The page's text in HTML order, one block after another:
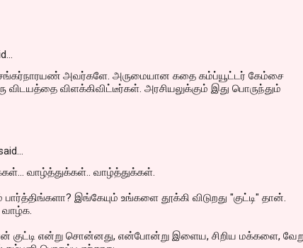
சங்கர்நாரயண் அவர்களே. அருமையான கதை கம்ப்யூட்டர் கேம்சை
விடயத்தை விளக்கிவிட்டீர்கள். அரசியலுக்கும் இது பொருந்தும்
வாழ்த்துக்கள்.. வாழ்த்துக்கள்.
பார்த்திங்களா? இங்கேயும் உங்களை தூக்கி விடுறது "குட்டி" தான்.
வாழ்க.
குட்டி என்று சொன்னது, என்போன்று இளைய, சிறிய மக்களை,